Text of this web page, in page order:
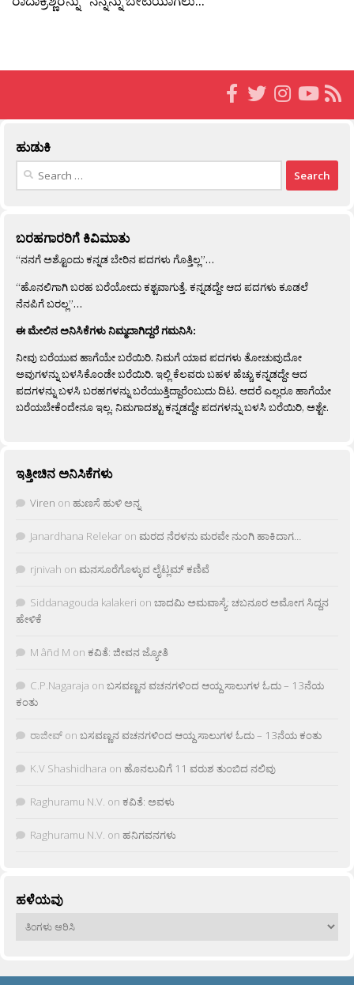
ಹುಡುಕಿ
Search
ಬರಹಗಾರರಿಗೆ ಕಿವಿಮಾತು
“ನನಗೆ ಅಶ್ಟೊಂದು ಕನ್ನಡ ಬೇರಿನ ಪದಗಳು ಗೊತ್ತಿಲ್ಲ”…
“ಹೊನಲಿಗಾಗಿ ಬರಹ ಬರೆಯೋದು ಕಶ್ಟವಾಗುತ್ತೆ. ಕನ್ನಡದ್ದೇ ಆದ ಪದಗಳು ಕೂಡಲೆ
ನೆನಪಿಗೆ ಬರಲ್ಲ”…
ಈ ಮೇಲಿನ ಅನಿಸಿಕೆಗಳು ನಿಮ್ಮದಾಗಿದ್ದರೆ ಗಮನಿಸಿ:
ನೀವು ಬರೆಯುವ ಹಾಗೆಯೇ ಬರೆಯಿರಿ. ನಿಮಗೆ ಯಾವ ಪದಗಳು ತೋಚುವುದೋ
ಅವುಗಳನ್ನು ಬಳಸಿಕೊಂಡೇ ಬರೆಯಿರಿ. ಇಲ್ಲಿ ಕೆಲವರು ಬಹಳ ಹೆಚ್ಚು ಕನ್ನಡದ್ದೇ ಆದ
ಪದಗಳನ್ನು ಬಳಸಿ ಬರಹಗಳನ್ನು ಬರೆಯುತ್ತಿದ್ದಾರೆಂಬುದು ದಿಟ. ಆದರೆ ಎಲ್ಲರೂ ಹಾಗೆಯೇ
ಬರೆಯಬೇಕೆಂದೇನೂ ಇಲ್ಲ. ನಿಮಗಾದಶ್ಟು ಕನ್ನಡದ್ದೇ ಪದಗಳನ್ನು ಬಳಸಿ ಬರೆಯಿರಿ, ಅಶ್ಟೇ.
ಇತ್ತೀಚಿನ ಅನಿಸಿಕೆಗಳು
Viren on ಹುಣಸೆ ಹುಳಿ ಅನ್ನ
Janardhana Relekar on ಮರದ ನೆರಳನು ಮರವೇ ನುಂಗಿ ಹಾಕಿದಾಗ…
rjnivah on ಮನಸೂರೆಗೊಳ್ಳುವ ಲೈಟ್ಲಮ್ ಕಣಿವೆ
Siddanagouda kalakeri on ಬಾದಮಿ ಅಮವಾಸ್ಯೆ: ಚಬನೂರ ಅಮೋಗ ಸಿದ್ದನ
ಹೇಳಿಕೆ
M âñd M on ಕವಿತೆ: ಜೀವನ ಜ್ಯೋತಿ
C.P.Nagaraja on ಬಸವಣ್ಣನ ವಚನಗಳಿಂದ ಆಯ್ದ ಸಾಲುಗಳ ಓದು – 13ನೆಯ
ಕಂತು
ರಾಜೀವ್ on ಬಸವಣ್ಣನ ವಚನಗಳಿಂದ ಆಯ್ದ ಸಾಲುಗಳ ಓದು – 13ನೆಯ ಕಂತು
K.V Shashidhara on ಹೊನಲುವಿಗೆ 11 ವರುಶ ತುಂಬಿದ ನಲಿವು
Raghuramu N.V. on ಕವಿತೆ: ಅವಳು
Raghuramu N.V. on ಹನಿಗವನಗಳು
ಹಳೆಯವು
ಹಳೆಯವು